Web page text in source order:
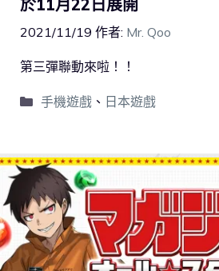
於11月22日展開
2021/11/19 作者: Mr. Qoo
第三彈聯動來啦！！
手機遊戲、 日本遊戲